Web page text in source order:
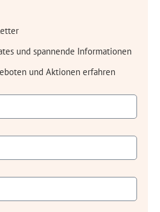
und spannende Informationen
und Aktionen erfahren